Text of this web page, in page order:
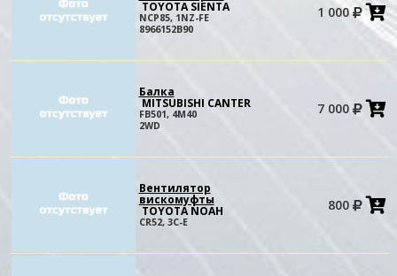
TOYOTA SIENTA
NCP85, 1NZ-FE
8966152B90
1 000 в
Балка
MITSUBISHI CANTER
FB501, 4M40
2WD
7 000
Вентилятор
вискомуфты
TOYOTA NOAH
CR52, 3C-E
800